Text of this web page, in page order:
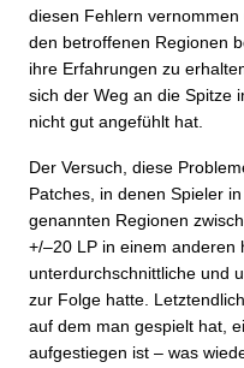
diesen Fehlern
den betroffenen Regionen
ihre Erfahrungen zu
sich der Weg an die Spitze
nicht gut angefühlt hat.
Der Versuch, diese
Patches, in denen Spieler
genannten Regionen
+/–20 LP in einem anderen
unterdurchschnittliche und
zur Folge hatte.
auf dem man gespielt hat,
aufgestiegen ist – was